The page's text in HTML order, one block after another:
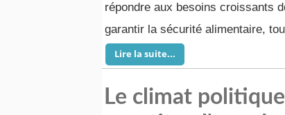
répondre aux besoins croissants
garantir la sécurité alimentaire,
Lire la suite...
Le climat